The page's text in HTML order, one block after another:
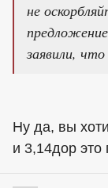
не
заявили,
Ну да, вы
и 3,14дор это